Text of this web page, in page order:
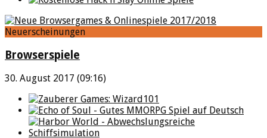
Neuerscheinungen
Browserspiele
30. August 2017 (09:16)